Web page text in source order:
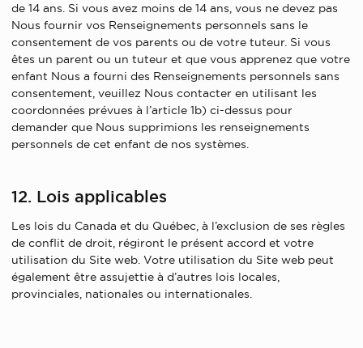
de 14 ans. Si vous avez moins de 14 ans, vous ne devez pas
Nous fournir vos Renseignements personnels sans le
consentement de vos parents ou de votre tuteur. Si vous
êtes un parent ou un tuteur et que vous apprenez que votre
enfant Nous a fourni des Renseignements personnels sans
consentement, veuillez Nous contacter en utilisant les
coordonnées prévues à l’article 1b) ci-dessus pour
demander que Nous supprimions les renseignements
personnels de cet enfant de nos systèmes.
12. Lois applicables
Les lois du Canada et du Québec, à l’exclusion de ses règles
de conflit de droit, régiront le présent accord et votre
utilisation du Site web. Votre utilisation du Site web peut
également être assujettie à d’autres lois locales,
provinciales, nationales ou internationales.